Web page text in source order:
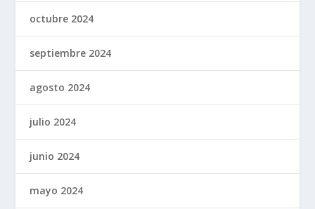
octubre 2024
septiembre 2024
agosto 2024
julio 2024
junio 2024
mayo 2024